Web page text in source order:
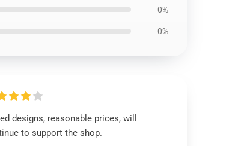
0%
0%
designs, reasonable prices, will
to support the shop.